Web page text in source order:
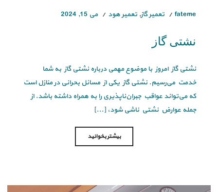
fateme تعمیر گاز, تعمیر هود می 15, 2024
نشتی گاز
نشتی گاز امروز با موضوع مهمی درباره نشتی گاز به شما
خدمت می‌رسیم. نشتی گاز یکی از مسائل بحرانی در منازل است
که می‌تواند عواقب جبران‌ناپذیری را به همراه داشته باشد. از
جمله عوارض نشتی ناشی شود، [...]
بیشتر بخوانید